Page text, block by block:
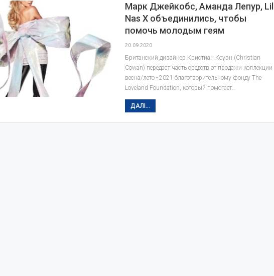
Марк Джейкобс, Аманда Лепур, Lil
Nas X объединились, чтобы
помочь молодым геям
20.09.2020
Британский дизайнер Кристиан Коуэн (Christian
Cowan) передаст часть средств от продажи коллекции
весна/лето - 2021 благотворительному фонду The
Loveland Foundation, который помогает…
ДАЛІ...